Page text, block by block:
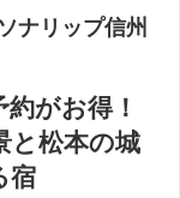
ナリップ信州
がお得！
と松本の城
宿